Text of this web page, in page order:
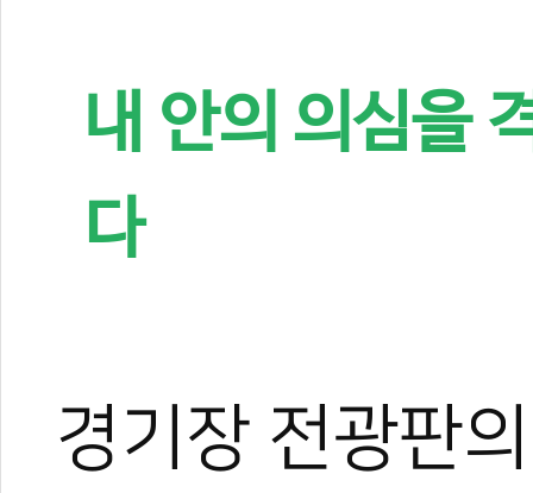
내 안의 의심을
다
경기장 전광판